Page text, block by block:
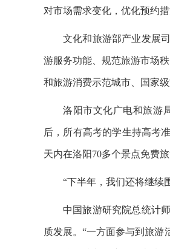
对市场需求变化，优化预约
文化和旅游部产业发展
游服务功能、规范旅游市场
和旅游消费示范城市、国家
洛阳市文化广电和旅游
后，所有高考的学生持高考
天内在洛阳70多个景点免费旅
“下半年，我们还将继续
中国旅游研究院总统计
质发展。“一方面参与到旅